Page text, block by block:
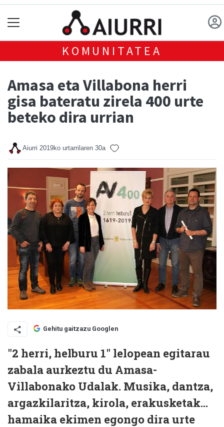
KOMUNITATEA
Amasa eta Villabona herri
gisa bateratu zirela 400 urte
beteko dira urrian
Aiurri 2019ko urtarrilaren 30a
Gehitu gaitzazu Googlen
"2 herri, helburu 1" lelopean egitarau
zabala aurkeztu du Amasa-
Villabonako Udalak. Musika, dantza,
argazkilaritza, kirola, erakusketak...
hamaika ekimen egongo dira urte